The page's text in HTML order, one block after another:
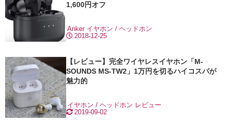
1,600円オフ
2018-12-25
Anker イヤホン / ヘッドホン
【レビュー】完全ワイヤレスイヤホン「M-
SOUNDS MS-TW2」1万円を切るハイコスパが
魅力的
2019-09-02
イヤホン / ヘッドホン レビュー